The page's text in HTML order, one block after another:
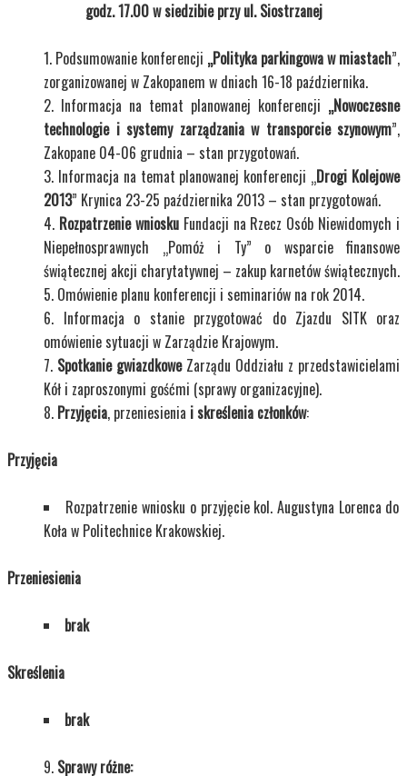
godz. 17.00 w siedzibie przy ul. Siostrzanej
Podsumowanie konferencji „Polityka parkingowa w miastach”,
zorganizowanej w Zakopanem w dniach 16-18 października.
Informacja na temat planowanej konferencji „Nowoczesne
technologie i systemy zarządzania w transporcie szynowym”,
Zakopane 04-06 grudnia – stan przygotowań.
Informacja na temat planowanej konferencji „Drogi Kolejowe
2013” Krynica 23-25 października 2013 – stan przygotowań.
Rozpatrzenie wnioskuFundacji na Rzecz Osób Niewidomych i
Niepełnosprawnych „Pomóż i Ty” o wsparcie finansowe
świątecznej akcji charytatywnej – zakup karnetów świątecznych.
Omówienie planu konferencji i seminariów na rok 2014.
Informacja o stanie przygotować do Zjazdu SITK oraz
omówienie sytuacji w Zarządzie Krajowym.
Spotkanie gwiazdkoweZarządu Oddziału z przedstawicielami
Kół i zaproszonymi gośćmi (sprawy organizacyjne).
Przyjęcia, przeniesienia i skreślenia członków:
Przyjęcia
Rozpatrzenie wniosku o przyjęcie kol. Augustyna Lorenca do
Koła w Politechnice Krakowskiej.
Przeniesienia
brak
Skreślenia
brak
Sprawy różne: